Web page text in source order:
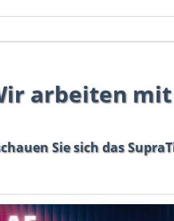
arbeiten
Sie sich das